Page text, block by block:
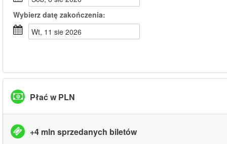
Wybierz datę zakończenia:
wt, 11 sie 2026
Płać w PLN
+4 mln sprzedanych biletów